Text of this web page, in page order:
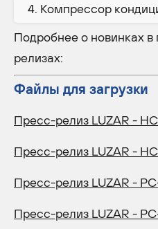
Компрессор
Подробнее о новинках
релизах:
Файлы для загрузки
Пресс-релиз LUZAR -
Пресс-релиз LUZAR -
Пресс-релиз LUZAR -
Пресс-релиз LUZAR -